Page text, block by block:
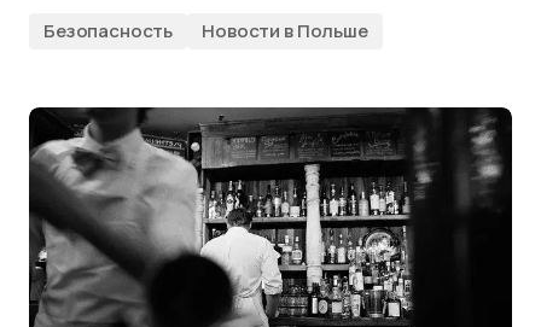
Безопасность Новости в Польше